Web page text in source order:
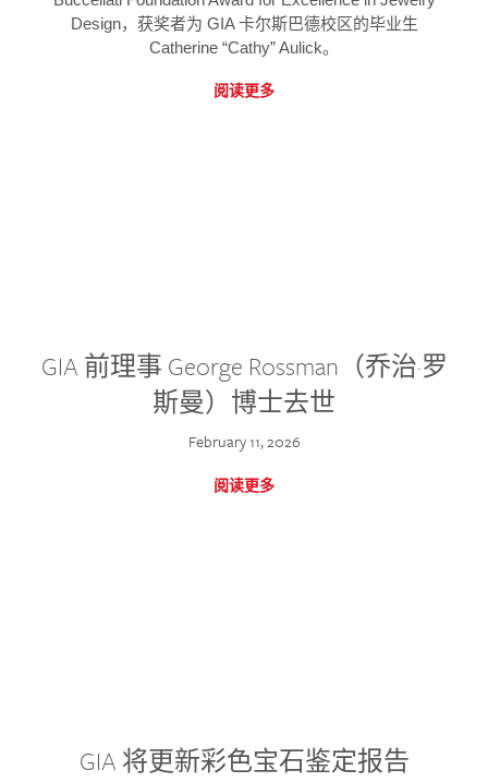
Design，获奖者为 GIA 卡尔斯巴德校区的毕业生
Catherine “Cathy” Aulick。
阅读更多
GIA 前理事 George Rossman（乔治·罗
斯曼）博士去世
February 11, 2026
阅读更多
GIA 将更新彩色宝石鉴定报告